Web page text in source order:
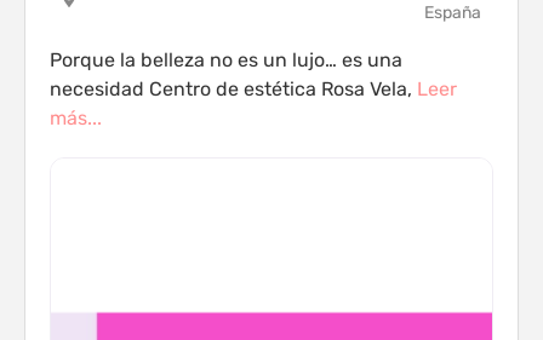
España
Porque la belleza no es un lujo… es una
necesidad Centro de estética Rosa Vela, Leer
más...